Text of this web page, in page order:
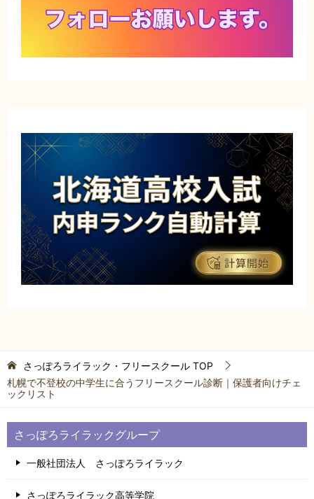
さっぽろライラック・フリースクール TOP
札幌で不登校の中学生に合うフリースクール診断｜保護者向けチェ
ックリスト
さっぽろライラックグループ
一般社団法人 さっぽろライラック
さっぽろライラック高等学院